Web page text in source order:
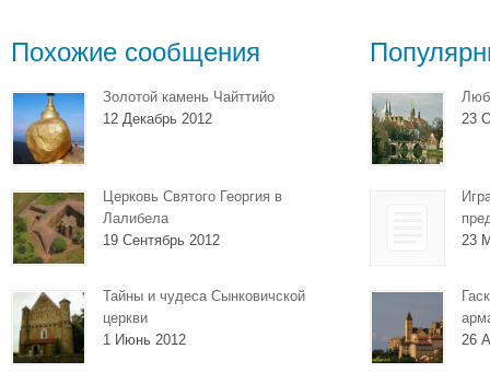
Похожие сообщения
Золотой камень Чайттийо
12 Декабрь 2012
Церковь Святого Георгия в
Лалибела
19 Сентябрь 2012
Тайны и чудеса Сынковичской
церкви
1 Июнь 2012
23
23
26